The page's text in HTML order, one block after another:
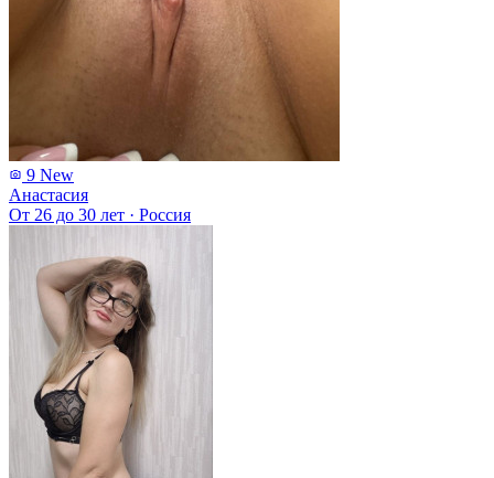
9 New
Анастасия
От 26 до 30 лет · Россия